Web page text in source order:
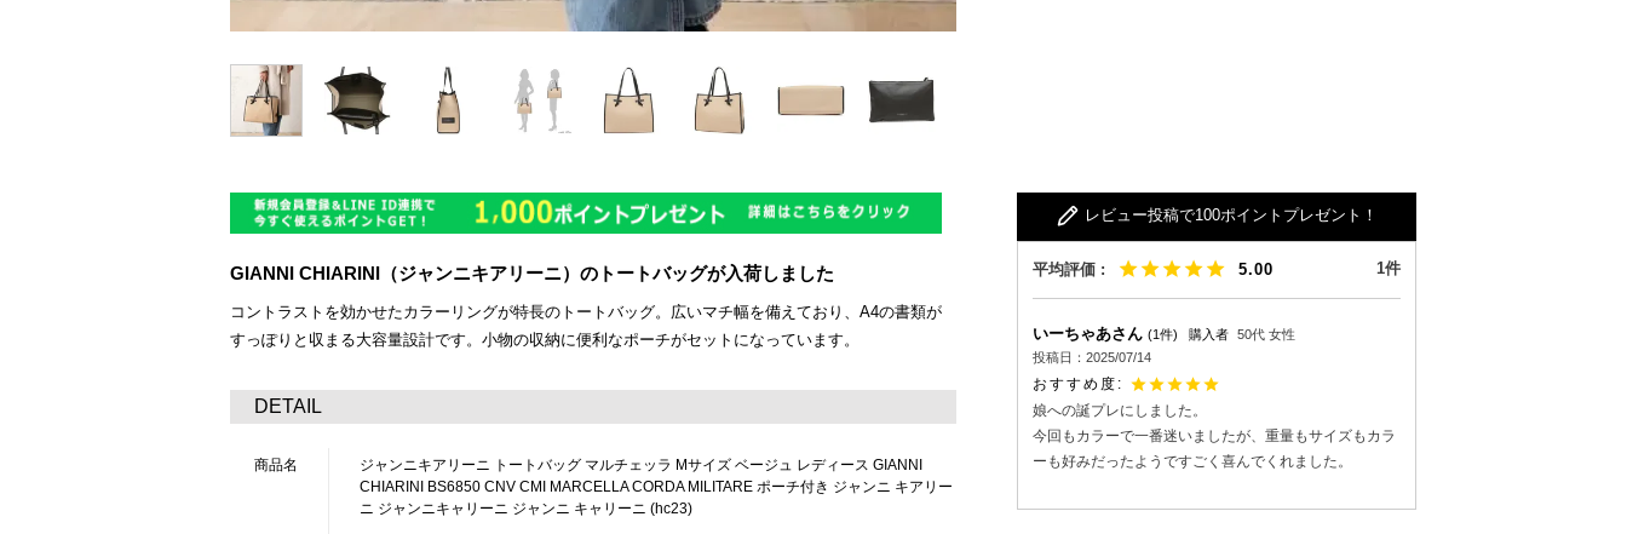
GIANNI CHIARINI（ジャンニキアリーニ）のトートバッグが入荷しました
コントラストを効かせたカラーリングが特長のトートバッグ。広いマチ幅を備えており、A4の書類が
すっぽりと収まる大容量設計です。小物の収納に便利なポーチがセットになっています。
DETAIL
商品名
ジャンニキアリーニ トートバッグ マルチェッラ Mサイズ ベージュ レディース GIANNI
CHIARINI BS6850 CNV CMI MARCELLA CORDA MILITARE ポーチ付き ジャンニ キアリー
ニ ジャンニキャリーニ ジャンニ キャリーニ (hc23)
レビュー投稿で100ポイントプレゼント！
5.00 1
いーちゃあ 1 購入者 50代 女性
投稿日
2025/07/14
娘への誕プレにしました。
今回もカラーで一番迷いましたが、重量もサイズもカラ
ーも好みだったようですごく喜んでくれました。